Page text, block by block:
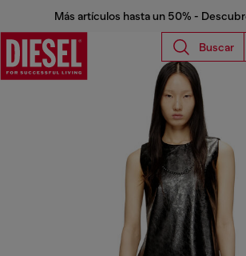
Más artículos hasta un 50% -
Buscar